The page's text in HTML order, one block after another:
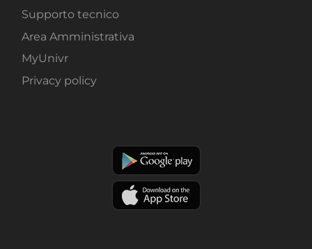
Supporto tecnico
Area Amministrativa
MyUnivr
Privacy policy